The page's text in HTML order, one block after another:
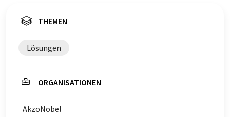
THEMEN
Lösungen
ORGANISATIONEN
AkzoNobel